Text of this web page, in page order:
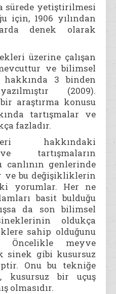
sürede yetiştirilmesi
için, 1906 yılından
denek olarak
üzerine çalışan
ve bilimsel
hakkında 3 binden
(2009).
araştırma konusu
tartışmalar ve
fazladır.
hakkındaki
tartışmaların
canlının genlerinde
ve bu değişikliklerin
yorumlar. Her ne
basit bulduğu
da son bilimsel
oldukça
sahip olduğunu
Öncelikle meyve
sinek gibi kusursuz
Onu bu tekniğe
kusursuz bir uçuş
olmasıdır.